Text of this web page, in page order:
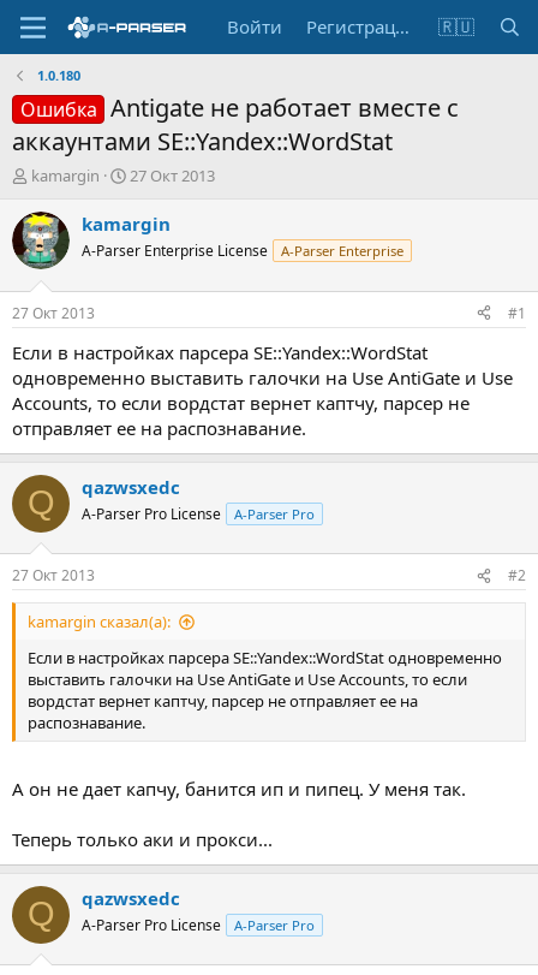
Войти Регистрация 🇷🇺
1.0.180
Ошибка Antigate не работает вместе с
аккаунтами SE::Yandex::WordStat
А
т
о
р
т
е
м
ы
kamargin
Д
т
н
а
л
27 Окт 2013
kamargin
A-Parser Enterprise License A-Parser Enterprise
27 Окт 2013 #1
Если в настройках парсера SE::Yandex::WordStat
одновременно выставить галочки на Use AntiGate и Use
Accounts, то если вордстат вернет каптчу, парсер не
отправляет ее на распознавание.
Q qazwsxedc
A-Parser Pro License A-Parser Pro
27 Окт 2013 #2
kamargin сказал(а):
Если в настройках парсера SE::Yandex::WordStat одновременно
выставить галочки на Use AntiGate и Use Accounts, то если
вордстат вернет каптчу, парсер не отправляет ее на
распознавание.
А он не дает капчу, банится ип и пипец. У меня так.
Теперь только аки и прокси...
Q qazwsxedc
A-Parser Pro License A-Parser Pro